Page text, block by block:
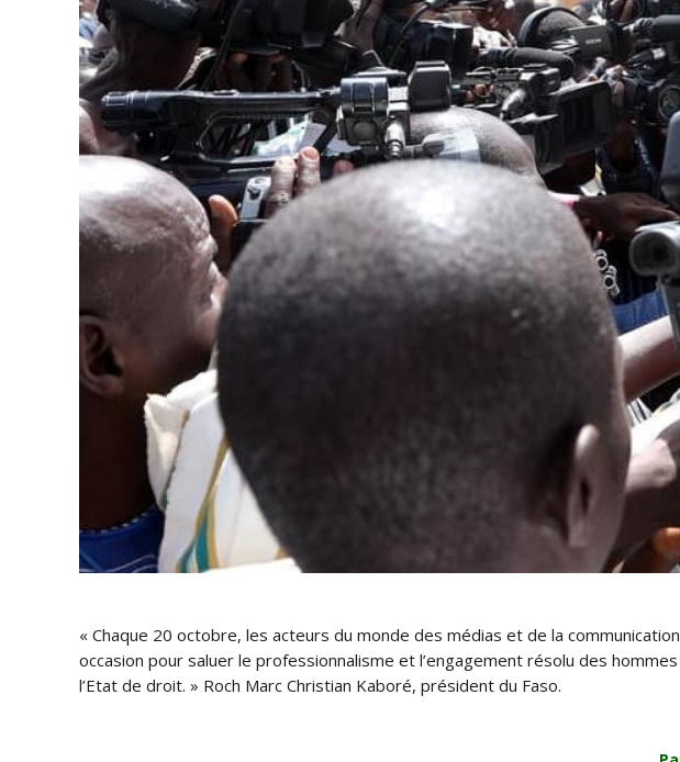
« Chaque 20 octobre, les acteurs du monde des médias et de la
occasion pour saluer le professionnalisme et l’engagement résolu des
l’Etat de droit. » Roch Marc Christian Kaboré, président du Faso.